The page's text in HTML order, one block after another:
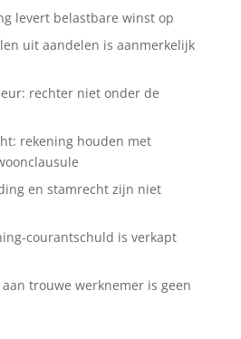
levert belastbare winst op
uit aandelen is aanmerkelijk
rechter niet onder de
rekening houden met
en stamrecht zijn niet
courantschuld is verkapt
trouwe werknemer is geen